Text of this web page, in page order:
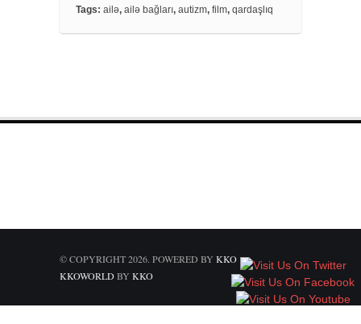
b
o
t
e
e
Tags: ailə, ailə bağları, autizm, film, qardaşlıq
© COPYRIGHT 2026. POWERED BY KKO
KKOWORLDBY KKO